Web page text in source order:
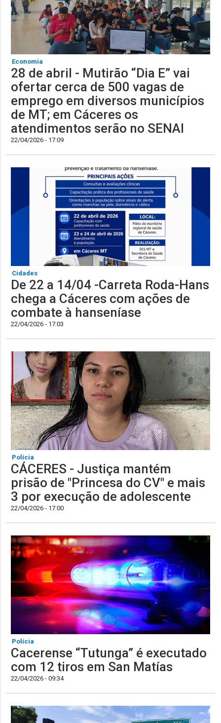
Economia
28 de abril - Mutirão “Dia E” vai
ofertar cerca de 500 vagas de
emprego em diversos municípios
de MT; em Cáceres os
atendimentos serão no SENAI
22/04/2026 - 17:09
Cidades
De 22 a 14/04 -Carreta Roda-Hans
chega a Cáceres com ações de
combate à hanseníase
22/04/2026 - 17:03
Polícia
CÁCERES - Justiça mantém
prisão de "Princesa do CV" e mais
3 por execução de adolescente
22/04/2026 - 17:00
Polícia
Cacerense “Tutunga” é executado
com 12 tiros em San Matías
22/04/2026 - 09:34